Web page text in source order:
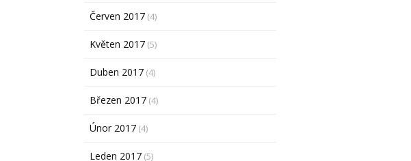
Červen 2017 (4)
Květen 2017 (5)
Duben 2017 (4)
Březen 2017 (4)
Únor 2017 (4)
Leden 2017 (5)